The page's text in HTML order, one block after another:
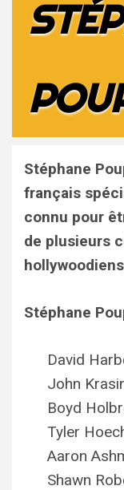
Stéphane
français
connu pour
de plusieurs
Stéphane
David
John
Boyd
Tyler
Aaron
Shawn